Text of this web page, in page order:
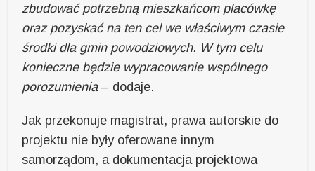
zbudować potrzebną mieszkańcom placówkę
oraz pozyskać na ten cel we właściwym czasie
środki dla gmin powodziowych. W tym celu
konieczne będzie wypracowanie wspólnego
porozumienia– dodaje.
Jak przekonuje magistrat, prawa autorskie do
projektu nie były oferowane innym
samorządom, a dokumentacja projektowa